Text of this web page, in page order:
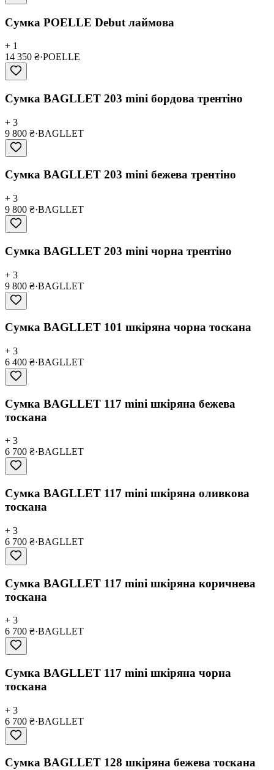
Сумка POELLE Debut лаймова
+ 1
14 350 ₴·POELLE
Сумка BAGLLET 203 mini бордова трентіно
+ 3
9 800 ₴·BAGLLET
Сумка BAGLLET 203 mini бежева трентіно
+ 3
9 800 ₴·BAGLLET
Сумка BAGLLET 203 mini чорна трентіно
+ 3
9 800 ₴·BAGLLET
Сумка BAGLLET 101 шкіряна чорна тоскана
+ 3
6 400 ₴·BAGLLET
Сумка BAGLLET 117 mini шкіряна бежева
тоскана
+ 3
6 700 ₴·BAGLLET
Сумка BAGLLET 117 mini шкіряна оливкова
тоскана
+ 3
6 700 ₴·BAGLLET
Сумка BAGLLET 117 mini шкіряна коричнева
тоскана
+ 3
6 700 ₴·BAGLLET
Сумка BAGLLET 117 mini шкіряна чорна
тоскана
+ 3
6 700 ₴·BAGLLET
Сумка BAGLLET 128 шкіряна бежева тоскана